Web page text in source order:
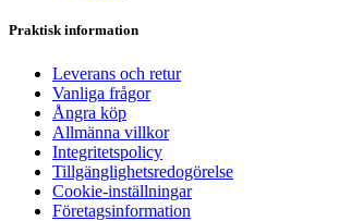
Praktisk information
Leverans och retur
Vanliga frågor
Ångra köp
Allmänna villkor
Integritetspolicy
Tillgänglighetsredogörelse
Cookie-inställningar
Företagsinformation